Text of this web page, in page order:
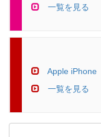
一覧を見る
Apple iPhone
一覧を見る